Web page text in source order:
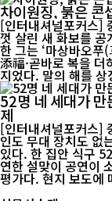
차이원징, 붉은 콘
[인터내셔널포커스]
껏 살린 새 화보를
한 그는 ‘마상바오푸
添福·곧바로 복을 더
지었다. 말의 해를
52명 네 세대가 만
제
[인터내셔널포커스]
인도 무대 장치도 없
있다. 한 집안 식구
연한 설맞이 공연이
평가다. 현지 보